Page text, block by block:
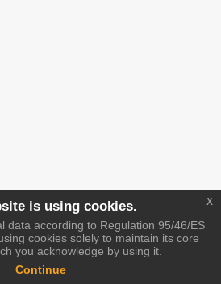
is using cookies.
data according to Regulation 95/46/ES
cookies solely to maintain its core
you acknowledge by using it.
Continue
x